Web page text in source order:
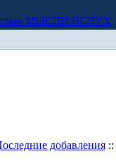
МЫСЛИ ВСЛУХ
добавления::